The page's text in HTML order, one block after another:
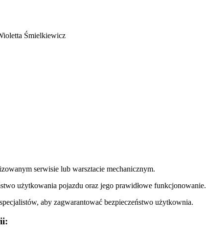
Śmielkiewicz
serwisie lub warsztacie mechanicznym.
użytkowania pojazdu oraz jego prawidłowe funkcjonowanie.
aby zagwarantować bezpieczeństwo użytkownia.